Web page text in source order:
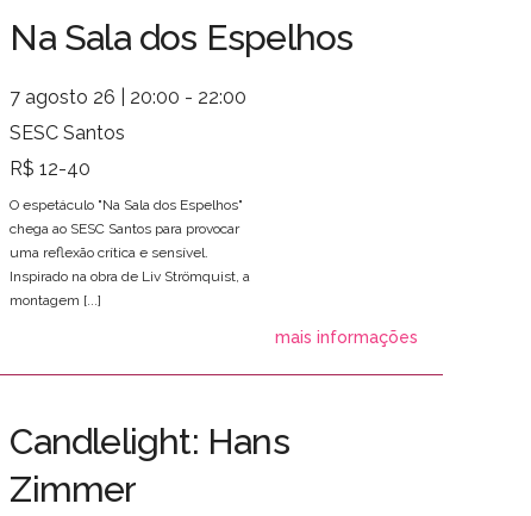
Na Sala dos Espelhos
7 agosto 26 | 20:00 - 22:00
SESC Santos
R$ 12-40
O espetáculo "Na Sala dos Espelhos"
chega ao SESC Santos para provocar
uma reflexão crítica e sensível.
Inspirado na obra de Liv Strömquist, a
montagem [...]
mais informações
Candlelight: Hans
Zimmer